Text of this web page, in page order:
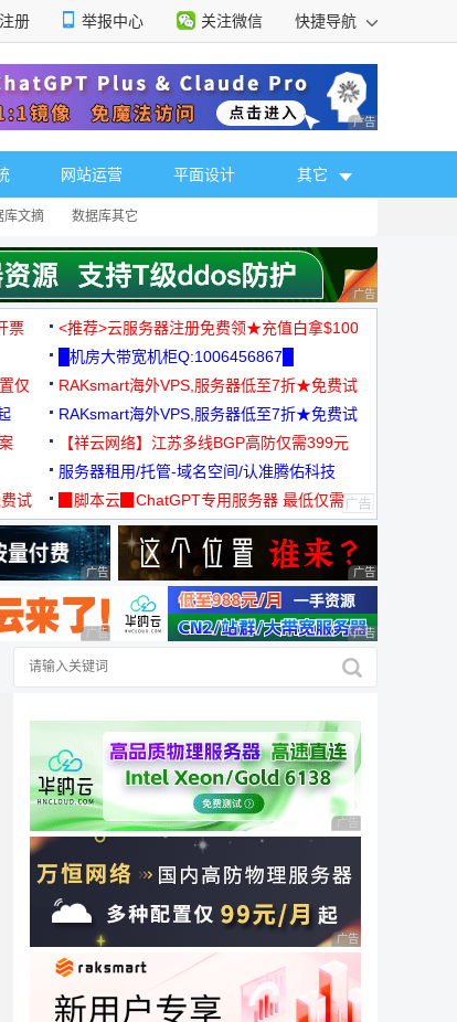
册 举报中心 关注微信 快捷导航
广告 商业广告，理
网站运营 平面设计 其它
库文摘 数据库其它
广告 商业广告，理
票
<推荐>云服务器注册免费领★充值白拿$100
█机房大带宽机柜Q:1006456867█
仅
RAKsmart海外VPS,服务器低至7折★免费试
用★
RAKsmart海外VPS,服务器低至7折★免费试
用★
【祥云网络】江苏多线BGP高防仅需399元
服务器租用/托管-域名空间/认准腾佑科技
试
▉脚本云▉ChatGPT专用服务器 最低仅需
19元/月
广告 商业广告，理性选择 广告 商业广告，理
广告 商业广告，理性选择 广告 商业广告，理
广告 商业广告，理性
广告 商业广告，理性